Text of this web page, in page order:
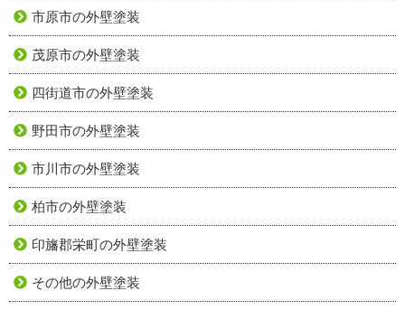
市原市の外壁塗装
茂原市の外壁塗装
四街道市の外壁塗装
野田市の外壁塗装
市川市の外壁塗装
柏市の外壁塗装
印旛郡栄町の外壁塗装
その他の外壁塗装